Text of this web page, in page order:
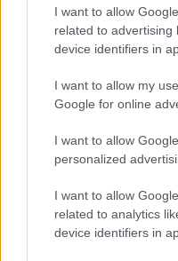
I want to allow
related to advertising
device identifiers in
I want to allow my
Google for online
I want to allow
personalized
I want to allow
related to analytics
device identifiers in
Erre a fent leírt
Metropol:
Fotózza le,
– írják, miközben még
ügy, amelyről azt kell
oldalon pont ilyen,
arctalan vademberek
mit sem sejtő,